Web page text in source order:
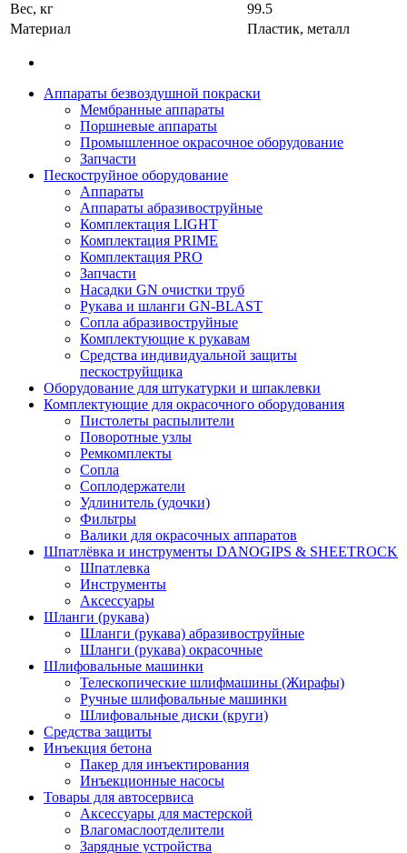
Вес, кг
99.5
Материал
Пластик, металл
Аппараты безвоздушной покраски
Мембранные аппараты
Поршневые аппараты
Промышленное окрасочное оборудование
Запчасти
Пескоструйное оборудование
Аппараты
Аппараты абразивоструйные
Комплектация LIGHT
Комплектация PRIME
Комплектация PRO
Запчасти
Насадки GN очистки труб
Рукава и шланги GN-BLAST
Сопла абразивоструйные
Комплектующие к рукавам
Средства индивидуальной защиты
пескоструйщика
Оборудование для штукатурки и шпаклевки
Комплектующие для окрасочного оборудования
Пистолеты распылители
Поворотные узлы
Ремкомплекты
Сопла
Соплодержатели
Удлинитель (удочки)
Фильтры
Валики для окрасочных аппаратов
Шпатлёвка и инструменты DANOGIPS & SHEETROCK
Шпатлевка
Инструменты
Аксессуары
Шланги (рукава)
Шланги (рукава) абразивоструйные
Шланги (рукава) окрасочные
Шлифовальные машинки
Телескопические шлифмашины (Жирафы)
Ручные шлифовальные машинки
Шлифовальные диски (круги)
Средства защиты
Инъекция бетона
Пакер для инъектирования
Инъекционные насосы
Товары для автосервиса
Аксессуары для мастерской
Влагомаслоотделители
Зарядные устройства